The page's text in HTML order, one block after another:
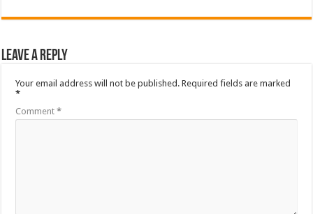
Leave a Reply
Your email address will not be published. Required fields are marked
*
Comment*